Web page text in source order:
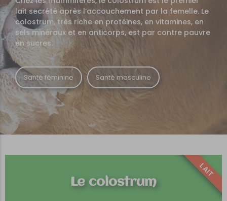
lait secrété après l’accouchement par la femelle. Le
colostrum, très riche en protéines, en vitamines, en
sels minéraux et en anticorps, est par contre pauvre
en sucres.
Santé féminine Santé masculine
Le colostrum
LAIT